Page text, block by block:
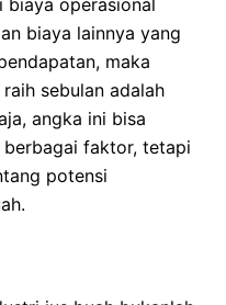
operasional
biaya lainnya yang
maka
sebulan adalah
angka ini bisa
faktor, tetapi
potensi